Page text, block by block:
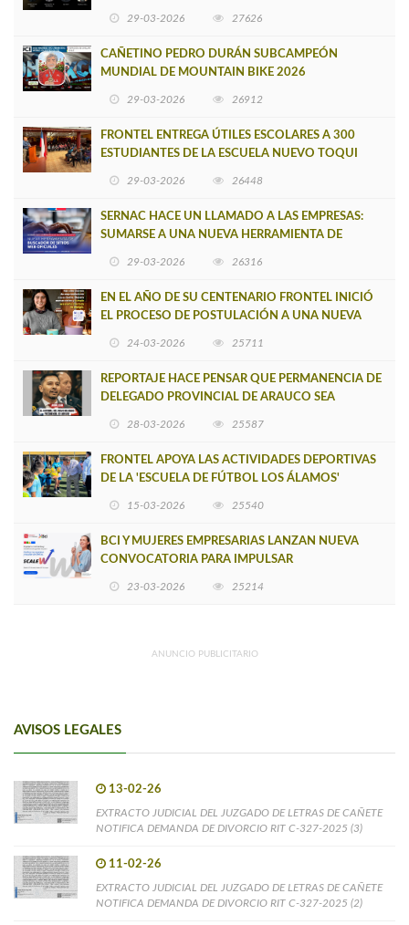
29-03-2026 27626
CAÑETINO PEDRO DURÁN SUBCAMPEÓN
MUNDIAL DE MOUNTAIN BIKE 2026
29-03-2026 26912
FRONTEL ENTREGA ÚTILES ESCOLARES A 300
ESTUDIANTES DE LA ESCUELA NUEVO TOQUI
29-03-2026 26448
SERNAC HACE UN LLAMADO A LAS EMPRESAS:
SUMARSE A UNA NUEVA HERRAMIENTA DE
29-03-2026 26316
EN EL AÑO DE SU CENTENARIO FRONTEL INICIÓ
EL PROCESO DE POSTULACIÓN A UNA NUEVA
24-03-2026 25711
REPORTAJE HACE PENSAR QUE PERMANENCIA DE
DELEGADO PROVINCIAL DE ARAUCO SEA
28-03-2026 25587
FRONTEL APOYA LAS ACTIVIDADES DEPORTIVAS
DE LA 'ESCUELA DE FÚTBOL LOS ÁLAMOS'
15-03-2026 25540
BCI Y MUJERES EMPRESARIAS LANZAN NUEVA
CONVOCATORIA PARA IMPULSAR
23-03-2026 25214
ANUNCIO PUBLICITARIO
AVISOS LEGALES
13-02-26
EXTRACTO JUDICIAL DEL JUZGADO DE LETRAS DE CAÑETE
NOTIFICA DEMANDA DE DIVORCIO RIT C-327-2025 (3)
11-02-26
EXTRACTO JUDICIAL DEL JUZGADO DE LETRAS DE CAÑETE
NOTIFICA DEMANDA DE DIVORCIO RIT C-327-2025 (2)